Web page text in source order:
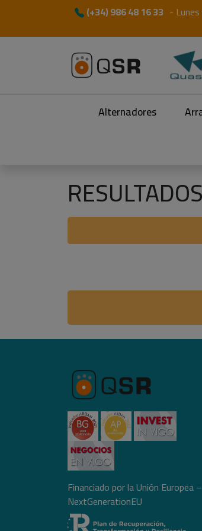
(+34) 986 48 16 33 -
Alternadores
Financiado por la Unión Europea –
NextGenerationEU